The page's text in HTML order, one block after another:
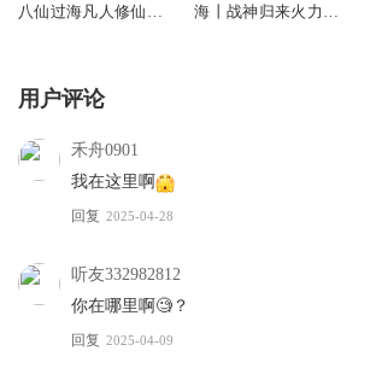
八仙过海凡人修仙｜
海丨战神归来火力全
用户评论
禾舟0901
我在这里啊
回复 2025-04-28
听友332982812
你在哪里啊🧐？
回复 2025-04-09